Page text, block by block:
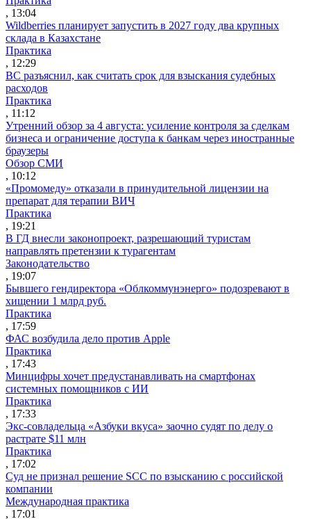
, 13:04
Wildberries планирует запустить в 2027 году два крупных
склада в Казахстане
Практика
, 12:29
ВС разъяснил, как считать срок для взыскания судебных
расходов
Практика
, 11:12
Утренний обзор за 4 августа: усиление контроля за сделкам
бизнеса и ограничение доступа к банкам через иностранные
браузеры
Обзор СМИ
, 10:12
«Промомеду» отказали в принудительной лицензии на
препарат для терапии ВИЧ
Практика
, 19:21
В ГД внесли законопроект, разрешающий туристам
направлять претензии к турагентам
Законодательство
, 19:07
Бывшего гендиректора «Облкоммунэнерго» подозревают в
хищении 1 млрд руб.
Практика
, 17:59
ФАС возбудила дело против Apple
Практика
, 17:43
Минцифры хочет предустанавливать на смартфонах
системных помощников с ИИ
Практика
, 17:33
Экс-совладельца «Азбуки вкуса» заочно судят по делу о
растрате $11 млн
Практика
, 17:02
Суд не признал решение SCC по взысканию с российской
компании
Международная практика
, 17:01